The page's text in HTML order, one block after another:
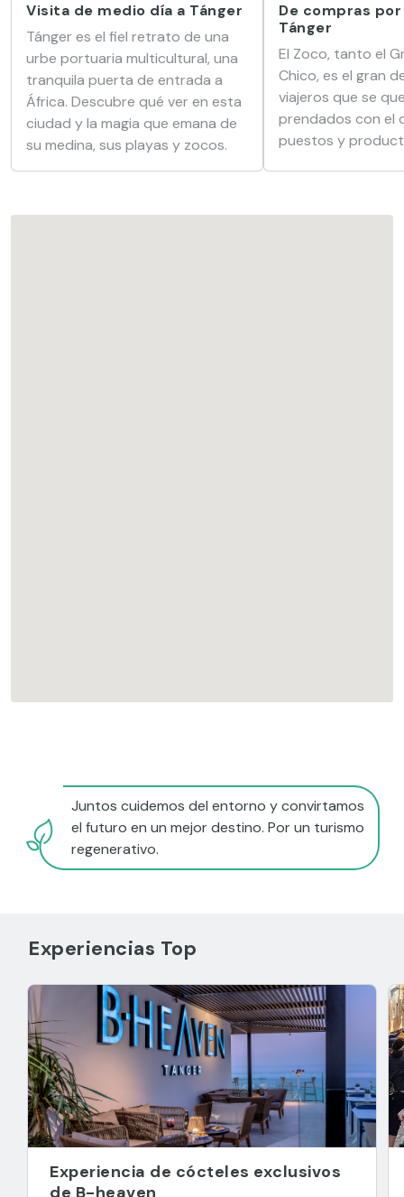
Visita de medio día a Tánger
Tánger es el fiel retrato de una
urbe portuaria multicultural, una
tranquila puerta de entrada a
África. Descubre qué ver en esta
ciudad y la magia que emana de
su medina, sus playas y zocos.
De compras
Tánger
El Zoco, tanto el
Chico, es el gran
viajeros que se
prendados con el
puestos y
Juntos cuidemos del entorno y convirtamos
el futuro en un mejor destino. Por un turismo
regenerativo.
Experiencias Top
Experiencia de cócteles exclusivos
de B-heaven